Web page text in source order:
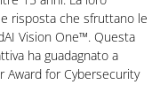
risposta che sfruttano le
Vision One™. Questa
ha guadagnato a
Award for Cybersecurity